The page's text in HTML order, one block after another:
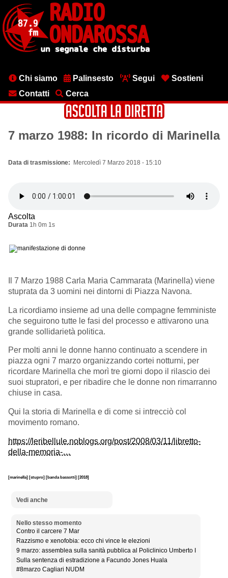
contenuto
principale
MenuChi siamo Palinsesto Segui
Sostieni
Contatti
Cerca
7 marzo 1988: In ricordo di Marinella
Data di trasmissione Mercoledì 7 Marzo 2018 - 15:10
Ascolta
Durata 1h 0m 1s
Il 7 Marzo 1988 Carla Maria Cammarata (Marinella) viene
stuprata da 3 uomini nei dintorni di Piazza Navona.
La ricordiamo insieme ad una delle compagne femministe
che seguirono tutte le fasi del processo e attivarono una
grande sollidarietà politica.
Per molti anni le donne hanno continuato a scendere in
piazza ogni 7 marzo organizzando cortei notturni, per
ricordare Marinella che morì tre giorni dopo il rilascio dei
suoi stupratori, e per ribadire che le donne non rimarranno
chiuse in casa.
Qui la storia di Marinella e di come si intrecciò col
movimento romano.
https://leribellule.noblogs.org/post/2008/03/11/libretto-
della-memoria-…
[marinella] [stupro] [banda bassotti] [2018]
Vedi anche
Nello stesso momento
Contro il carcere 7 Mar
Razzismo e xenofobia: ecco chi vince le elezioni
9 marzo: assemblea sulla sanità pubblica al Policlinico Umberto I
Sulla sentenza di estradizione a Facundo Jones Huala
#8marzo Cagliari NUDM